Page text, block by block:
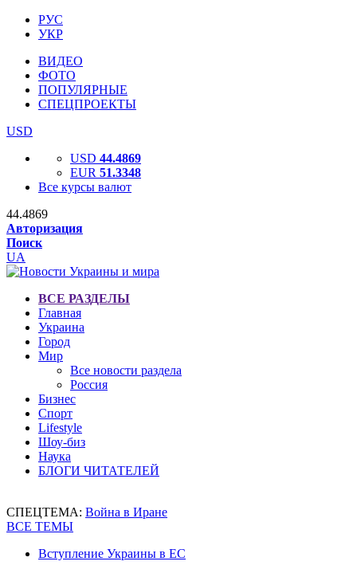
РУС
УКР
ВИДЕО
ФОТО
ПОПУЛЯРНЫЕ
СПЕЦПРОЕКТЫ
USD
USD 44.4869
EUR 51.3348
Все курсы валют
44.4869
Авторизация
Поиск
UA
ВСЕ РАЗДЕЛЫ
Главная
Украина
Город
Мир
Все новости раздела
Россия
Бизнес
Спорт
Lifestyle
Шоу-биз
Наука
БЛОГИ ЧИТАТЕЛЕЙ
СПЕЦТЕМА: Война в Иране
ВСЕ ТЕМЫ
Вступление Украины в ЕС